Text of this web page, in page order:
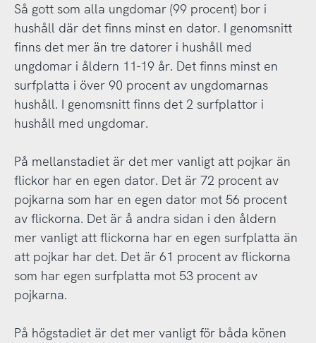
Så gott som alla ungdomar (99 procent) bor i
hushåll där det finns minst en dator. I genomsnitt
finns det mer än tre datorer i hushåll med
ungdomar i åldern 11-19 år. Det finns minst en
surfplatta i över 90 procent av ungdomarnas
hushåll. I genomsnitt finns det 2 surfplattor i
hushåll med ungdomar.
På mellanstadiet är det mer vanligt att pojkar än
flickor har en egen dator. Det är 72 procent av
pojkarna som har en egen dator mot 56 procent
av flickorna. Det är å andra sidan i den åldern
mer vanligt att flickorna har en egen surfplatta än
att pojkar har det. Det är 61 procent av flickorna
som har egen surfplatta mot 53 procent av
pojkarna.
På högstadiet är det mer vanligt för båda könen